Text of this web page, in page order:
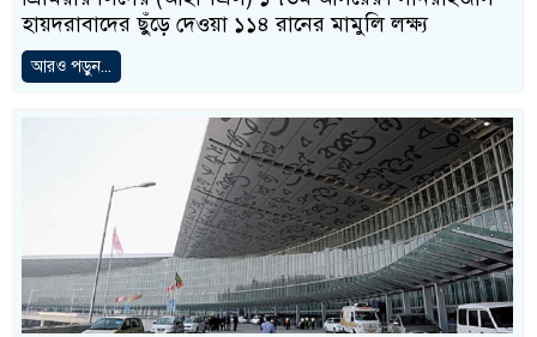
হায়দরাবাদের ছুঁড়ে দেওয়া ১১৪ রানের মামুলি লক্ষ্য
আরও পড়ুন...